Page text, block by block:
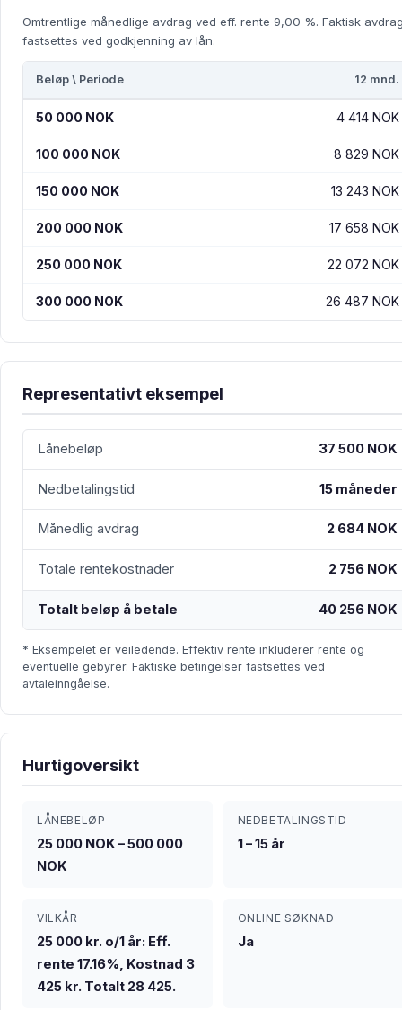
Omtrentlige månedlige avdrag ved eff. rente 9,00 %. Faktisk
fastsettes ved godkjenning av lån.
Beløp \ Periode 12 mnd.
50 000 NOK 4 414 NOK
100 000 NOK 8 829 NOK
150 000 NOK 13 243 NOK
200 000 NOK 17 658 NOK
250 000 NOK 22 072 NOK
300 000 NOK 26 487 NOK
Representativt eksempel
Lånebeløp 37 500 NOK
Nedbetalingstid 15 måneder
Månedlig avdrag 2 684 NOK
Totale rentekostnader 2 756 NOK
Totalt beløp å betale 40 256 NOK
* Eksempelet er veiledende. Effektiv rente inkluderer rente og
eventuelle gebyrer. Faktiske betingelser fastsettes ved
avtaleinngåelse.
Hurtigoversikt
LÅNEBELØP
25 000 NOK – 500 000
NOK
NEDBETALINGSTID
1 – 15 år
VILKÅR
25 000 kr. o/1 år: Eff.
rente 17.16%, Kostnad 3
425 kr. Totalt 28 425.
ONLINE SØKNAD
Ja